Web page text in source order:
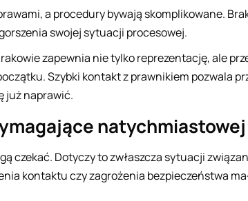
a procedury bywają skomplikowane.
swojej sytuacji procesowej.
zapewnia nie tylko reprezentację, ale
Szybki kontakt z prawnikiem pozwala
już naprawić.
czekać. Dotyczy to zwłaszcza sytuacji
kontaktu czy zagrożenia bezpieczeństwa